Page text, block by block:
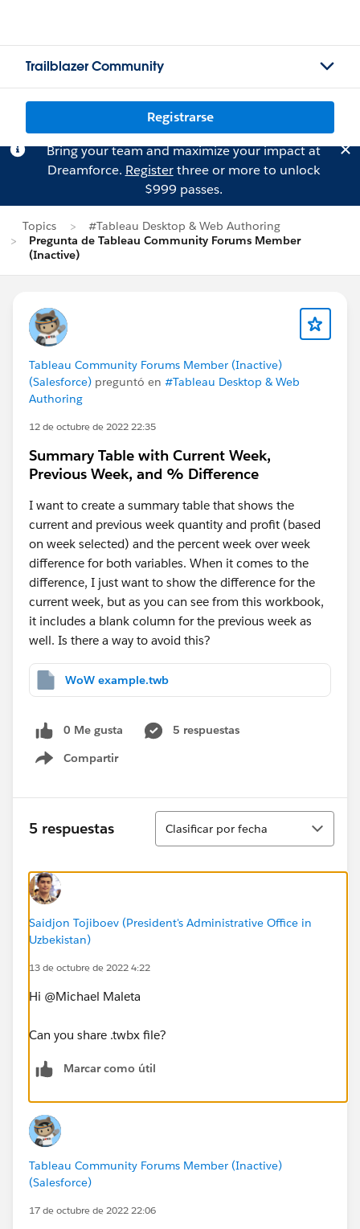
Trailblazer Community
Registrarse
Bring your team and maximize your impact at
Dreamforce. Registerthree or more to unlock
$999 passes.
Topics
#Tableau Desktop & Web Authoring
Pregunta de Tableau Community Forums Member
(Inactive)
Tableau Community Forums Member (Inactive)
(Salesforce) preguntó en #Tableau Desktop & Web
Authoring
12 de octubre de 2022 22:35
Summary Table with Current Week,
Previous Week, and % Difference
I want to create a summary table that shows the
current and previous week quantity and profit (based
on week selected) and the percent week over week
difference for both variables. When it comes to the
difference, I just want to show the difference for the
current week, but as you can see from this workbook,
it includes a blank column for the previous week as
well. Is there a way to avoid this?
WoW example.twb
0 Me gusta
5 respuestas
Compartir
Show menu
5 respuestas
Ordenar
Clasificar por fecha
Saidjon Tojiboev (President's Administrative Office in
Uzbekistan)
13 de octubre de 2022 4:22
Hi @Michael Maleta​
Can you share .twbx file?
Marcar como útil
Tableau Community Forums Member (Inactive)
(Salesforce)
17 de octubre de 2022 22:06